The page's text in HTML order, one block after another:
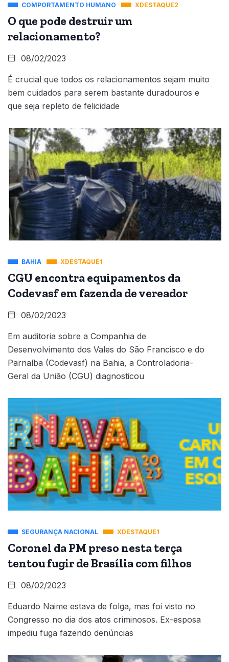
COMPORTAMENTO HUMANO XDESTAQUE2
O que pode destruir um
relacionamento?
08/02/2023
É crucial que todos os relacionamentos sejam muito
bem cuidados para serem bastante duradouros e
que seja repleto de felicidade
BAHIA XDESTAQUE1
CGU encontra equipamentos da
Codevasf em fazenda de vereador
08/02/2023
Em auditoria sobre a Companhia de
Desenvolvimento dos Vales do São Francisco e do
Parnaíba (Codevasf) na Bahia, a Controladoria-
Geral da União (CGU) diagnosticou
SEGURANÇA NACIONAL XDESTAQUE1
Coronel da PM preso nesta terça
tentou fugir de Brasília com filhos
08/02/2023
Eduardo Naime estava de folga, mas foi visto no
Congresso no dia dos atos criminosos. Ex-esposa
impediu fuga fazendo denúncias